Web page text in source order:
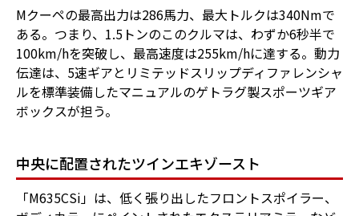
Mクーペの最高出力は286馬力、最大トルクは340Nmで
ある。つまり、1.5トンのこのクルマは、わずか6秒半で
100km/hを突破し、最高速度は255km/hに達する。動力
伝達は、5速ギアとリミテッドスリップディファレンシャ
ルを標準装備したマニュアルのゲトラグ製スポーツギア
ボックスが担う。
中央に配置されたツインエキゾースト
「M635CSi」は、低く張り出したフロントスポイラー、